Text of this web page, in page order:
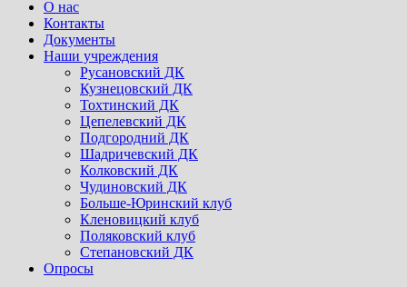
Menu
О нас
Контакты
Документы
Наши учреждения
Русановский ДК
Кузнецовский ДК
Тохтинский ДК
Цепелевский ДК
Подгородний ДК
Шадричевский ДК
Колковский ДК
Чудиновский ДК
Больше-Юринский клуб
Кленовицкий клуб
Поляковский клуб
Степановский ДК
Опросы